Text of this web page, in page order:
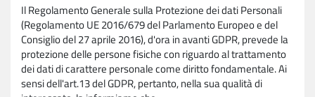
Il Regolamento Generale sulla Protezione dei dati Personali
(Regolamento UE 2016/679 del Parlamento Europeo e del
Consiglio del 27 aprile 2016), d'ora in avanti GDPR, prevede la
protezione delle persone fisiche con riguardo al trattamento
dei dati di carattere personale come diritto fondamentale. Ai
sensi dell'art.13 del GDPR, pertanto, nella sua qualità di